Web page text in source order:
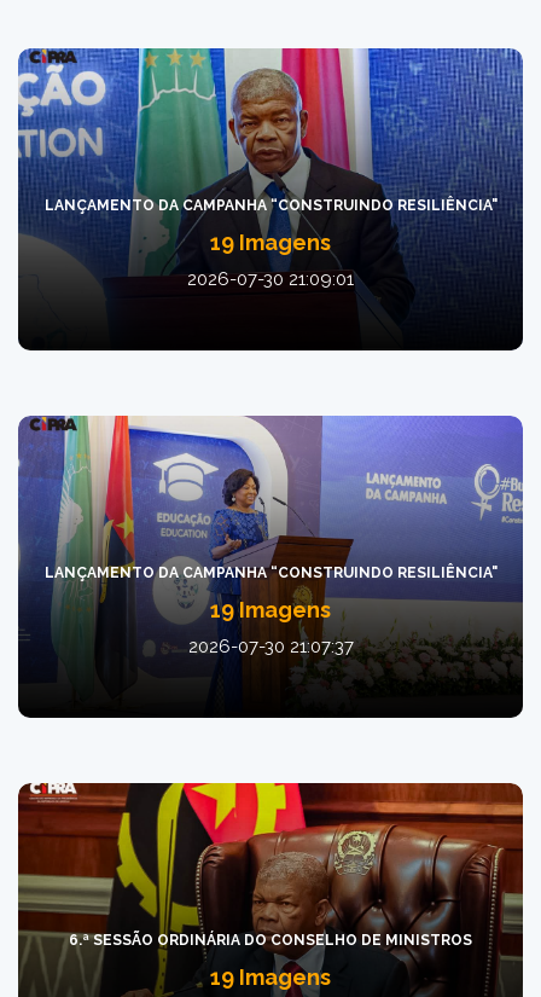
LANÇAMENTO DA CAMPANHA “CONSTRUINDO RESILIÊNCIA"
19 Imagens
2026-07-30 21:09:01
LANÇAMENTO DA CAMPANHA “CONSTRUINDO RESILIÊNCIA"
19 Imagens
2026-07-30 21:07:37
6.ª SESSÃO ORDINÁRIA DO CONSELHO DE MINISTROS
19 Imagens